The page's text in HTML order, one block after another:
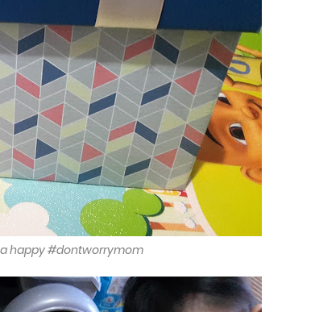
happy #dontworrymom